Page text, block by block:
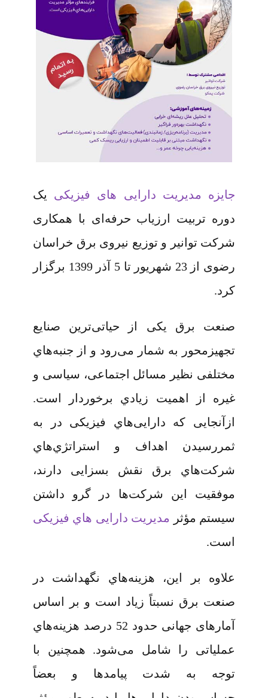
جایزه مدیریت دارایی های فیزیکی یک
دوره تربیت ارزیاب حرفه‌ای با همکاری
شرکت توانیر و توزیع نیروی برق خراسان
رضوی از 23 شهریور تا 5 آذر 1399 برگزار
کرد.
صنعت برق یکی از حیاتی‌ترین صنایع
تجهیزمحور به شمار می‌رود و از جنبه‌هاي
مختلفی نظیر مسائل اجتماعی، سیاسی و
غیره از اهمیت زیادي برخوردار است.
ازآنجایی‌ که دارایی‌هاي فیزیکی در به‌
ثمررسیدن اهداف و استراتژي‌هاي
شرکت‌هاي برق نقش بسزایی دارند،
موفقیت این شرکت‌ها در گرو داشتن
سیستم مؤثر
مدیریت دارایی‌ هاي فیزیکی
است.
علاوه بر این، هزینه‌هاي نگهداشت در
صنعت برق نسبتاً زیاد است و بر اساس
آمارهای جهانی حدود 52 درصد هزینه‌هاي
عملیاتی را شامل می‌شود. همچنین با
توجه به شدت پیامدها و بعضاً